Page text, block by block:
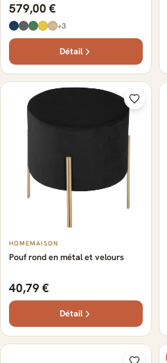
579,00 €
+3
Détail
HOMEMAISON
Pouf rond en métal et velours
40,79 €
Détail